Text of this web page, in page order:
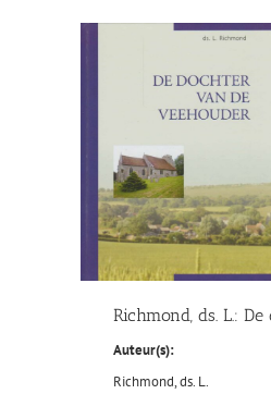
Richmond, ds. L.:
Auteur(s):
Richmond, ds. L.